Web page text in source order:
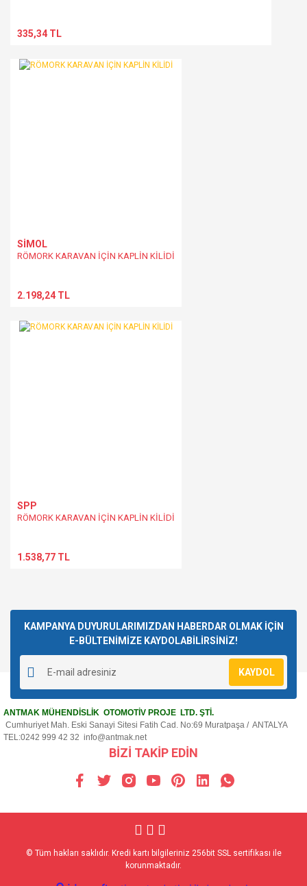
335,34 TL
SİMOL
RÖMORK KARAVAN İÇİN KAPLİN KİLİDİ
2.198,24 TL
SPP
RÖMORK KARAVAN İÇİN KAPLİN KİLİDİ
1.538,77 TL
KAMPANYA DUYURULARIMIZDAN HABERDAR OLMAK İÇİN
E-BÜLTENİMİZE KAYDOLABİLİRSİNİZ!
KAYDOL
ANTMAK MÜHENDİSLİK OTOMOTİV PROJE LTD. ŞTİ.
Cumhuriyet Mah. Eski Sanayi Sitesi Fatih Cad. No:69 Muratpaşa / ANTALYA
TEL:0242 999 42 32 info@antmak.net
BİZİ TAKİP EDİN
© Tüm hakları saklıdır. Kredi kartı bilgileriniz 256bit SSL sertifikası ile
korunmaktadır.